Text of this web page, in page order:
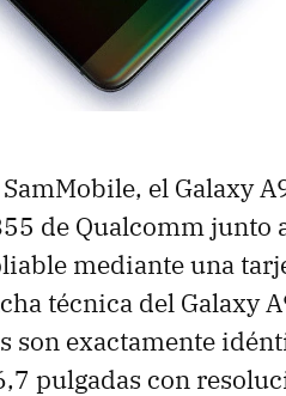
el Galaxy
de Qualcomm junto
mediante una
técnica del Galaxy
son exactamente
pulgadas con